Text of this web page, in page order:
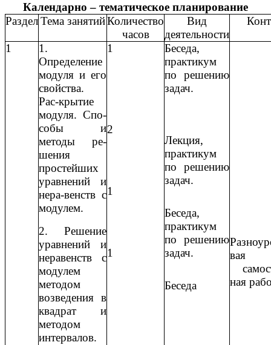
Календарно – тематическое планирование
РазделТема занятийКоличество
часов
Вид
деятельности
1
1.
Определение
модуля и его
свойства.
Рас-крытие
модуля. Спо-
собы и
методы ре-
шения
простейших
уравнений и
нера-венств с
модулем.
2. Решение
уравнений и
неравенств с
модулем
методом
возведения в
квадрат и
методом
интервалов.
1
2
1
1
Беседа,
практикум
по решению
задач.
Лекция,
практикум
по решению
задач.
Беседа,
практикум
по решению
задач.
Беседа
вая
ная